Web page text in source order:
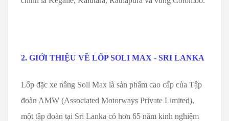
2. GIỚI THIỆU VỀ LỐP SOLI MAX - SRI LANKA
Lốp đặc xe nâng Soli Max là sản phẩm cao cấp của Tập
đoàn AMW (Associated Motorways Private Limited),
một tập đoàn tại Sri Lanka có hơn 65 năm kinh nghiệm